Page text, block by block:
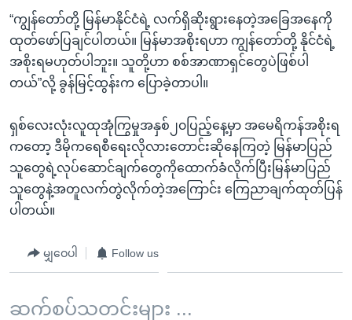
“ကျွန်တော်တို့ မြန်မာနိုင်ငံရဲ့ လက်ရှိဆိုးရွားနေတဲ့အခြေအနေကို
ထုတ်ဖော်ပြချင်ပါတယ်။ မြန်မာအစိုးရဟာ ကျွန်တော်တို့ နိုင်ငံရဲ့
အစိုးရမဟုတ်ပါဘူး။ သူတို့ဟာ စစ်အာဏာရှင်တွေပဲဖြစ်ပါ
တယ်”လို့ ခွန်မြင့်ထွန်းက ပြောခဲ့တာပါ။
ရှစ်လေးလုံးလူထုအုံကြွမှုအနှစ်၂၀ပြည့်နေ့မှာ အမေရိကန်အစိုးရ
ကတော့ ဒီမိုကရေစီရေးလိုလားတောင်းဆိုနေကြတဲ့ မြန်မာပြည်
သူတွေရဲ့လုပ်ဆောင်ချက်တွေကိုထောက်ခံလိုက်ပြီးမြန်မာပြည်
သူတွေနဲ့အတူလက်တွဲလိုက်တဲ့အကြောင်း ကြေညာချက်ထုတ်ပြန်
ပါတယ်။
မျှဝေပါ Follow us
ဆက်စပ်သတင်းများ ...